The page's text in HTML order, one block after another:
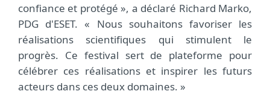
confiance et protégé », a déclaré Richard Marko,
PDG d'ESET. « Nous souhaitons favoriser les
réalisations scientifiques qui stimulent le
progrès. Ce festival sert de plateforme pour
célébrer ces réalisations et inspirer les futurs
acteurs dans ces deux domaines. »